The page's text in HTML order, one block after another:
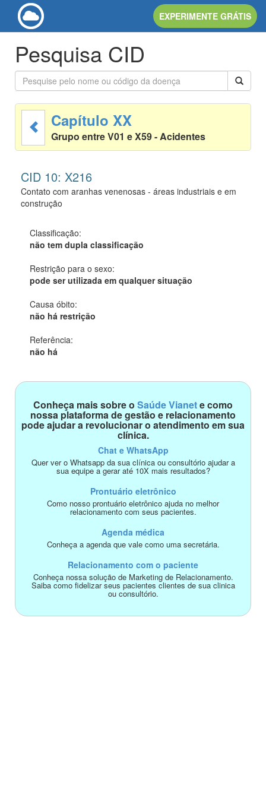
EXPERIMENTE GRÁTIS
Pesquisa CID
Capítulo XX
Grupo entre V01 e X59 - Acidentes
CID 10: X216
Contato com aranhas venenosas - áreas industriais e em
construção
Classificação:
não tem dupla classificação
Restrição para o sexo:
pode ser utilizada em qualquer situação
Causa óbito:
não há restrição
Referência:
não há
Conheça mais sobre o Saúde Vianete como
nossa plataforma de gestão e relacionamento
pode ajudar a revolucionar o atendimento em sua
clínica.
Chat e WhatsApp
Quer ver o Whatsapp da sua clínica ou consultório ajudar a
sua equipe a gerar até 10X mais resultados?
Prontuário eletrônico
Como nosso prontuário eletrônico ajuda no melhor
relacionamento com seus pacientes.
Agenda médica
Conheça a agenda que vale como uma secretária.
Relacionamento com o paciente
Conheça nossa solução de Marketing de Relacionamento.
Saiba como fidelizar seus pacientes clientes de sua clinica
ou consultório.